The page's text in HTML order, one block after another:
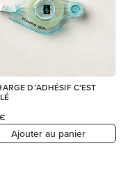
D’ADHÉSIF C’EST
Ajouter au panier